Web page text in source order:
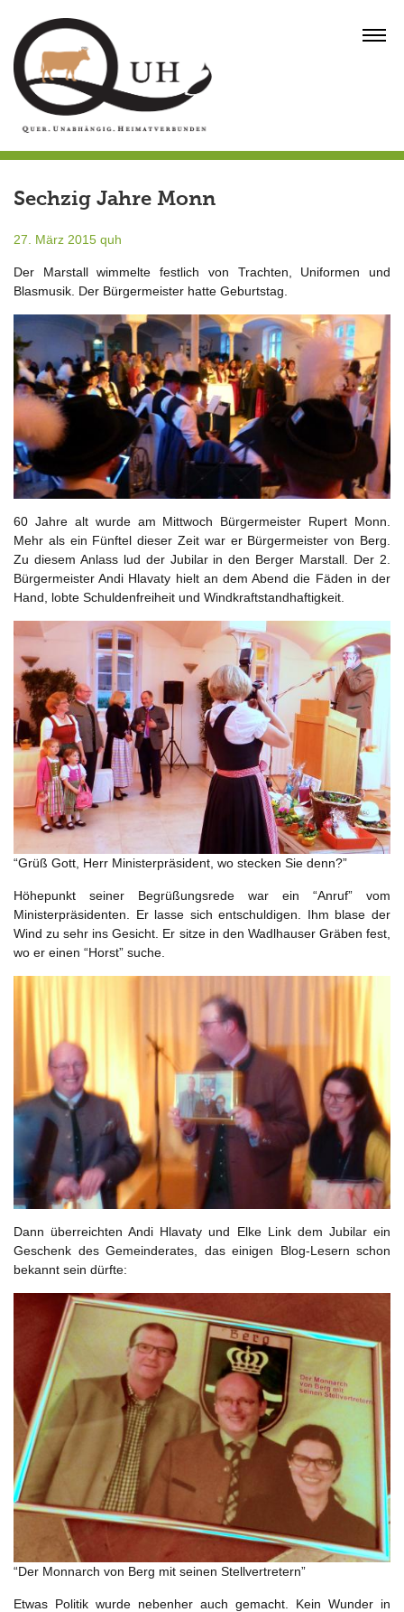
content
Sechzig Jahre Monn
27. März 2015 quh
Der Marstall wimmelte festlich von Trachten, Uniformen und
Blasmusik. Der Bürgermeister hatte Geburtstag.
60 Jahre alt wurde am Mittwoch Bürgermeister Rupert Monn.
Mehr als ein Fünftel dieser Zeit war er Bürgermeister von Berg.
Zu diesem Anlass lud der Jubilar in den Berger Marstall. Der 2.
Bürgermeister Andi Hlavaty hielt an dem Abend die Fäden in der
Hand, lobte Schuldenfreiheit und Windkraftstandhaftigkeit.
“Grüß Gott, Herr Ministerpräsident, wo stecken Sie denn?”
Höhepunkt seiner Begrüßungsrede war ein “Anruf” vom
Ministerpräsidenten. Er lasse sich entschuldigen. Ihm blase der
Wind zu sehr ins Gesicht. Er sitze in den Wadlhauser Gräben fest,
wo er einen “Horst” suche.
Dann überreichten Andi Hlavaty und Elke Link dem Jubilar ein
Geschenk des Gemeinderates, das einigen Blog-Lesern schon
bekannt sein dürfte:
“Der Monnarch von Berg mit seinen Stellvertretern”
Etwas Politik wurde nebenher auch gemacht. Kein Wunder in